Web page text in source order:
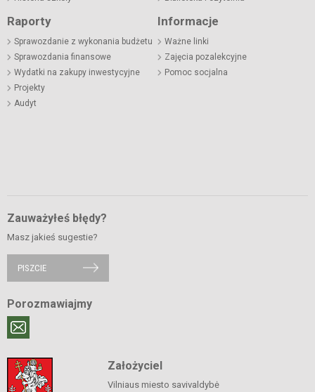
Raporty
Sprawozdanie z wykonania budżetu
Sprawozdania finansowe
Wydatki na zakupy inwestycyjne
Projekty
Audyt
Informacje
Ważne linki
Zajęcia pozalekcyjne
Pomoc socjalna
Zauważyłeś błędy?
Masz jakieś sugestie?
PISZCIE
Porozmawiajmy
Założyciel
Vilniaus miesto savivaldybė